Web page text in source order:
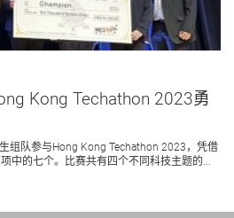
Kong Techathon 2023勇
组队参与Hong Kong Techathon 2023，凭借
中的七个。比赛共有四个不同科技主题的...